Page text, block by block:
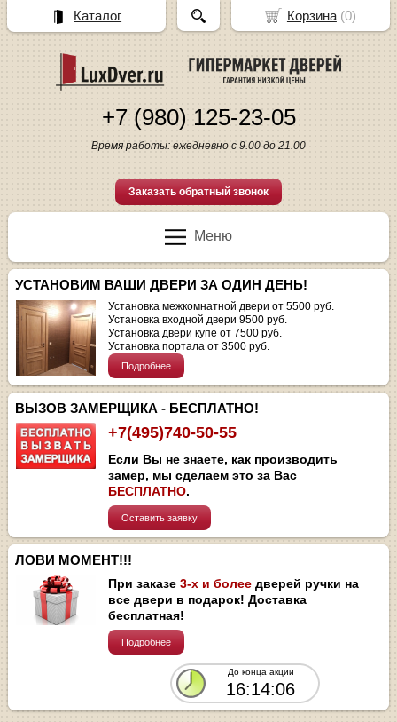
+7 (980) 125-23-05
Время работы: ежедневно с 9.00 до 21.00
Заказать обратный звонок
Меню
УСТАНОВИМ ВАШИ ДВЕРИ ЗА ОДИН ДЕНЬ!
Установка межкомнатной двери от 5500 руб.
Установка входной двери 9500 руб.
Установка двери купе от 7500 руб.
Установка портала от 3500 руб.
Подробнее
ВЫЗОВ ЗАМЕРЩИКА - БЕСПЛАТНО!
+7(495)740-50-55
Если Вы не знаете, как производить
замер, мы сделаем это за Вас
БЕСПЛАТНО.
Оставить заявку
ЛОВИ МОМЕНТ!!!
При заказе3-х и более дверей ручки на
все двери в подарок! Доставка
бесплатная!
Подробнее
До конца акции
16:14:06
Корзина(0)
Каталог